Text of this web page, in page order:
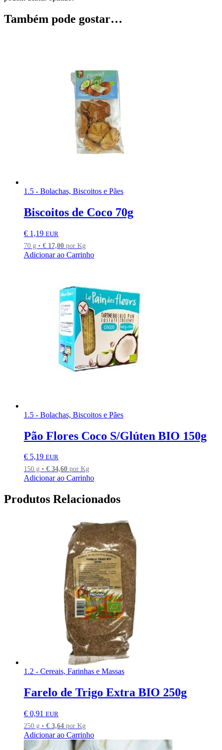
Também pode gostar…
1.5 - Bolachas, Biscoitos e Pães
Biscoitos de Coco 70g
€ 1,19 EUR
70 g • € 17,00 por Kg
Adicionar ao Carrinho
1.5 - Bolachas, Biscoitos e Pães
Pão Flores Coco S/Glúten BIO 150g
€ 5,19 EUR
150 g • € 34,60 por Kg
Adicionar ao Carrinho
Produtos Relacionados
1.2 - Cereais, Farinhas e Massas
Farelo de Trigo Extra BIO 250g
€ 0,91 EUR
250 g • € 3,64 por Kg
Adicionar ao Carrinho